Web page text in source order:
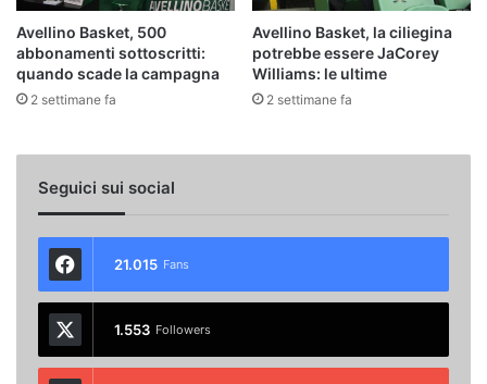
Avellino Basket, 500
abbonamenti sottoscritti:
quando scade la campagna
2 settimane fa
Avellino Basket, la ciliegina
potrebbe essere JaCorey
Williams: le ultime
2 settimane fa
Seguici sui social
21.015 Fans
1.553 Followers